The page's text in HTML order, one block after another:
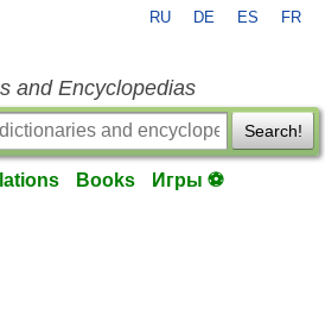
RU DE ES FR
and Encyclopedias
Search!
Books Игры ⚽